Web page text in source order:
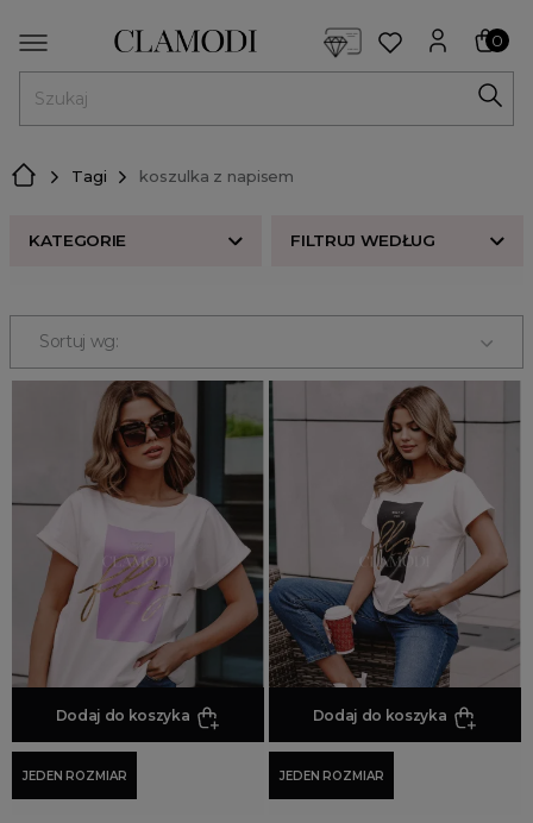
0
Tagi koszulka z napisem
KATEGORIE FILTRUJ WEDŁUG
Bestsellery
Odzież damska
Buty damskie
Akcesoria
Premium
Strefa beauty
Promocja
Wyprzedaż
Summer sale
Bon podarunkowy
BACK TO SCHOOL
PREZENTY
ŚWIĘTA
PARTY
Sortuj wg:
Dodaj do koszyka
JEDEN ROZMIAR
Dodaj do koszyka
JEDEN ROZMIAR